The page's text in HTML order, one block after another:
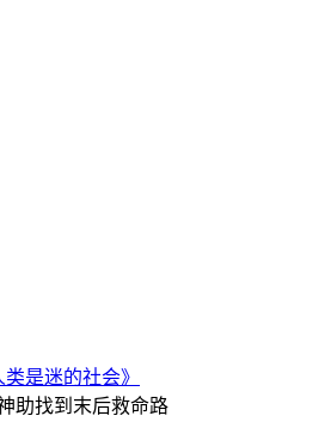
类是迷的社会》
助找到末后救命路